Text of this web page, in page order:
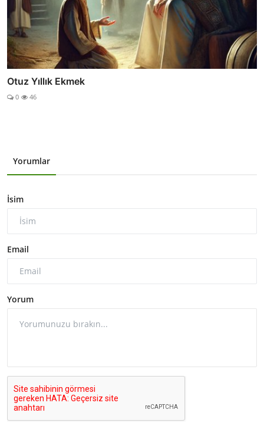
Otuz Yıllık Ekmek
0 46
Yorumlar
İsim
Email
Yorum